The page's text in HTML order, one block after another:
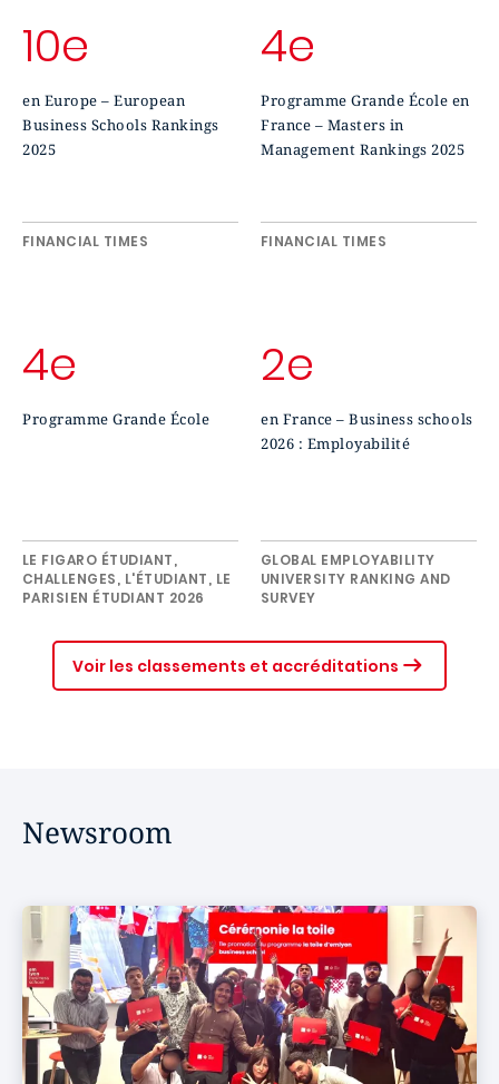
10e
en Europe – European
Business Schools Rankings
2025
FINANCIAL TIMES
4e
Programme Grande École
LE FIGARO ÉTUDIANT,
CHALLENGES, L'ÉTUDIANT, LE
PARISIEN ÉTUDIANT 2026
4e
Programme Grande École en
France – Masters in
Management Rankings 2025
FINANCIAL TIMES
2e
en France – Business schools
2026 : Employabilité
GLOBAL EMPLOYABILITY
UNIVERSITY RANKING AND
SURVEY
Voir les classements et accréditations
Newsroom